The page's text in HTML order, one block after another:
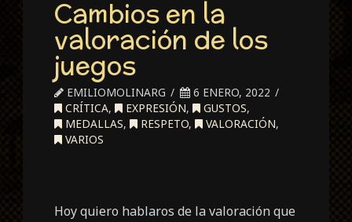
Cambios en la
valoración de los
juegos
EMILIOMOLINARG
6 ENERO, 2022
CRÍTICA, EXPRESIÓN, GUSTOS,
MEDALLAS, RESPETO, VALORACIÓN,
VARIOS
Hoy quiero hablaros de la valoración que